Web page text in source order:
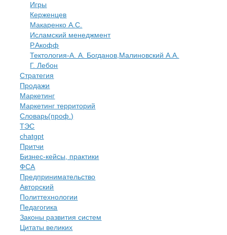
Игры
Керженцев
Макаренко А.С.
Исламский менеджмент
Р.Акофф
Тектология-А. А. Богданов,Малиновский А.А.
​Г. Лебон
Стратегия
Продажи
Маркетинг
Маркетинг территорий
Словарь(проф.)
ТЭС
chatgpt
Притчи
Бизнес-кейсы, практики
ФСА
Предпринимательство
Авторский
Политтехнологии
​Педагогика
Законы развития систем
Цитаты великих